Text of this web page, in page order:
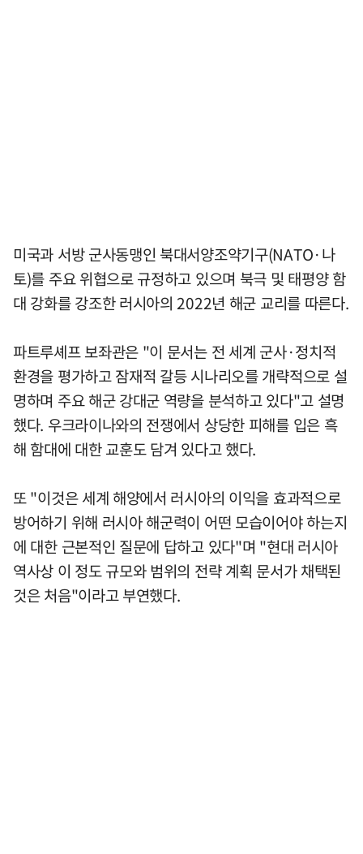
미국과 서방 군사동맹인 북대서양조약기구(NATO·나
토)를 주요 위협으로 규정하고 있으며 북극 및 태평양 함
대 강화를 강조한 러시아의 2022년 해군 교리를 따른다.
파트루셰프 보좌관은 "이 문서는 전 세계 군사·정치적
환경을 평가하고 잠재적 갈등 시나리오를 개략적으로 설
명하며 주요 해군 강대군 역량을 분석하고 있다"고 설명
했다. 우크라이나와의 전쟁에서 상당한 피해를 입은 흑
해 함대에 대한 교훈도 담겨 있다고 했다.
또 "이것은 세계 해양에서 러시아의 이익을 효과적으로
방어하기 위해 러시아 해군력이 어떤 모습이어야 하는지
에 대한 근본적인 질문에 답하고 있다"며 "현대 러시아
역사상 이 정도 규모와 범위의 전략 계획 문서가 채택된
것은 처음"이라고 부연했다.